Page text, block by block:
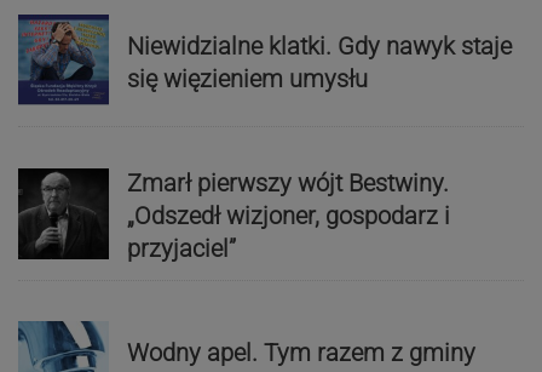
Niewidzialne klatki. Gdy nawyk staje
się więzieniem umysłu
Zmarł pierwszy wójt Bestwiny.
„Odszedł wizjoner, gospodarz i
przyjaciel”
Wodny apel. Tym razem z gminy